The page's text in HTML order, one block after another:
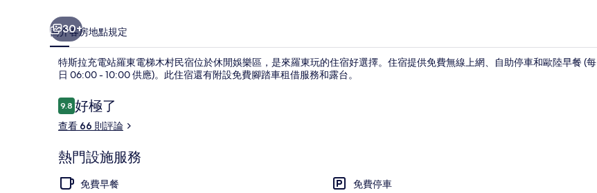
的
相
片
書桌、遮光布/窗簾、隔音、免費無線上網
30+
簡介客房地點規定
特斯拉充電站羅東電梯木村民宿位於休閒娛樂區，是來羅東玩的住宿好選擇。住宿提供免費無線上網、自助停車和歐陸早餐 (每
日 06:00 - 10:00 供應)。此住宿還有附設免費腳踏車租借服務和露台。
評
論
9.89.8 分，滿分 10 分，
好極了
查看 66 則評論
熱門設施服務
免費早餐
免費停車